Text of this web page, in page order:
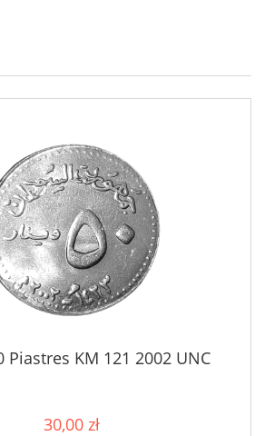
Piastres KM 121 2002 UNC
30,00 zł